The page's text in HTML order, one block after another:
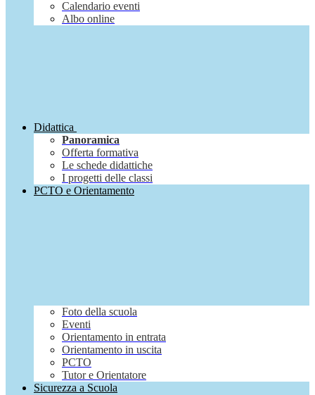
Calendario eventi
Albo online
Didattica
Panoramica
Offerta formativa
Le schede didattiche
I progetti delle classi
PCTO e Orientamento
Foto della scuola
Eventi
Orientamento in entrata
Orientamento in uscita
PCTO
Tutor e Orientatore
Sicurezza a Scuola